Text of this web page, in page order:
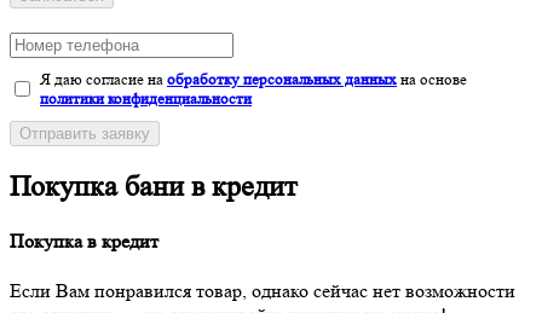
Я даю согласие на обработку персональных данных на основе
политики конфиденциальности
Отправить заявку
Покупка бани в кредит
Покупка в кредит
Если Вам понравился товар, однако сейчас нет возможности